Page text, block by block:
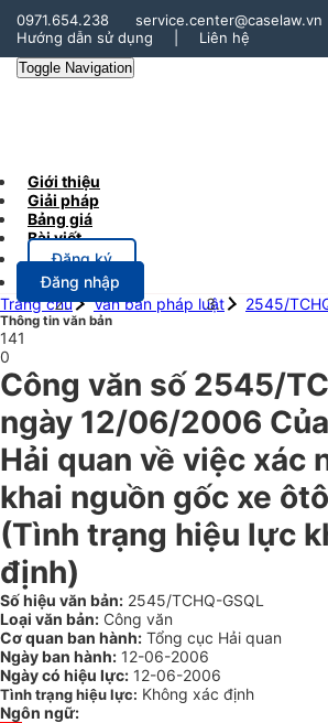
0971.654.238
service.center@caselaw.vn
Hướng dẫn sử dụng
Liên hệ
Toggle Navigation
Giới thiệu
Giải pháp
Bảng giá
Bài viết
Đăng ký
Đăng nhập
Trang chủ
Văn bản pháp luật 2545/
Thông tin văn bản
141
0
Công văn số 2545/
ngày 12/06/2006
Hải quan về việc xác
khai nguồn gốc xe
(Tình trạng hiệu lực
định)
Số hiệu văn bản: 2545/TCHQ-GSQL
Loại văn bản: Công văn
Cơ quan ban hành: Tổng cục Hải quan
Ngày ban hành: 12-06-2006
Ngày có hiệu lực: 12-06-2006
Tình trạng hiệu lực: Không xác định
Ngôn ngữ: